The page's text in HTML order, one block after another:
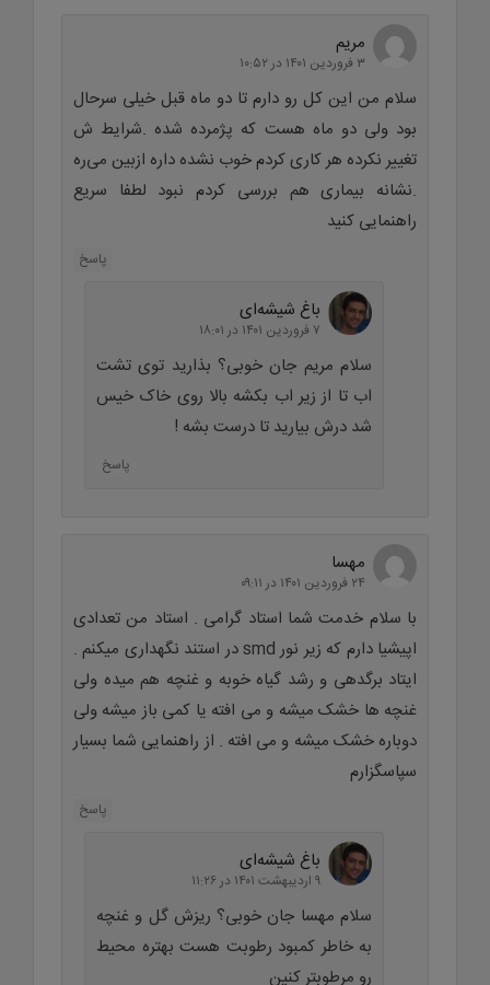
مریم
۳ فروردین ۱۴۰۱ در ۱۰:۵۲
سلام من این کل رو دارم تا دو ماه قبل خیلی سرحال
بود ولی دو ماه هست که پژمرده شده .شرایط ش
تغییر نکرده هر کاری کردم خوب نشده داره ازبین می‌ره
.نشانه بیماری هم بررسی کردم نبود لطفا سریع
راهنمایی کنید
پاسخ
باغ شیشه‌ای
۷ فروردین ۱۴۰۱ در ۱۸:۰۱
سلام مریم جان خوبی؟ بذارید توی تشت
اب تا از زیر اب بکشه بالا روی خاک خیس
شد درش بیارید تا درست بشه !
پاسخ
مهسا
۲۴ فروردین ۱۴۰۱ در ۰۹:۱۱
با سلام خدمت شما استاد گرامی . استاد من تعدادی
اپیشیا دارم که زیر نور smd در استند نگهداری میکنم .
ایتاد برگدهی و رشد گیاه خوبه و غنچه هم میده ولی
غنچه ها خشک میشه و می افته یا کمی باز میشه ولی
دوباره خشک میشه و می افته . از راهنمایی شما بسیار
سپاسگزارم
پاسخ
باغ شیشه‌ای
۹ اردیبهشت ۱۴۰۱ در ۱۱:۲۶
سلام مهسا جان خوبی؟ ریزش گل و غنچه
به خاطر کمبود رطوبت هست بهتره محیط
رو مرطوبتر کنین